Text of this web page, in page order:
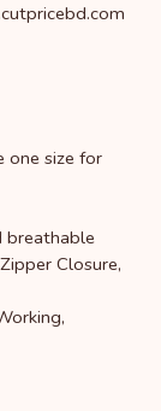
one size for
breathable
Closure,